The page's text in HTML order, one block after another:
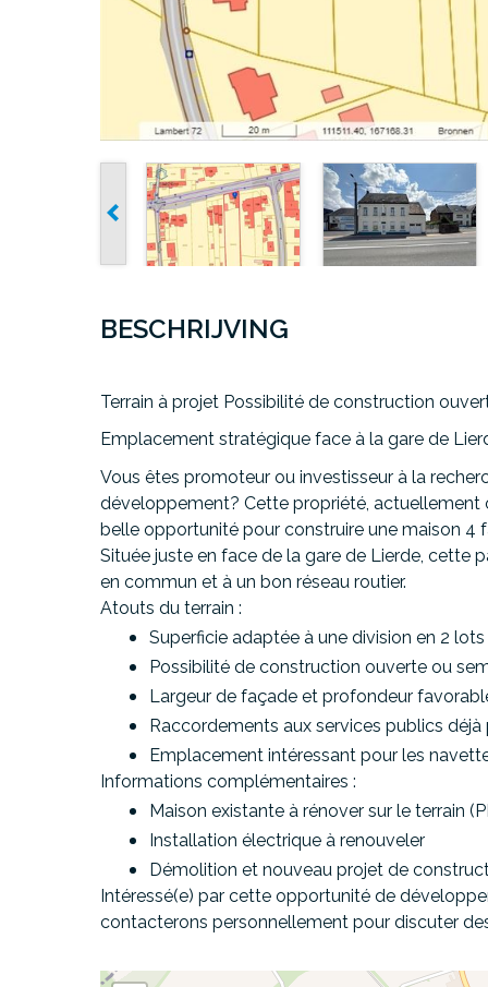
BESCHRIJVING
Terrain à projet Possibilité de construction
Emplacement stratégique face à la gare de
Vous êtes promoteur ou investisseur à la
développement? Cette propriété, actuellement
belle opportunité pour construire une maison 4
Située juste en face de la gare de Lierde, cette
en commun et à un bon réseau routier.
Atouts du terrain :
Superficie adaptée à une division en 2
Possibilité de construction ouverte ou
Largeur de façade et profondeur
Raccordements aux services publics déjà
Emplacement intéressant pour les
Informations complémentaires :
Maison existante à rénover sur le terrain
Installation électrique à renouveler
Démolition et nouveau projet de
Intéressé(e) par cette opportunité de
contacterons personnellement pour discuter